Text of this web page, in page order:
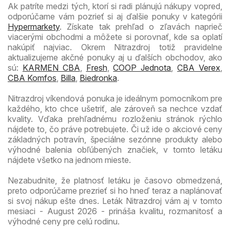
Ak patríte medzi tých, ktorí si radi plánujú nákupy vopred,
odporúčame vám pozrieť si aj ďalšie ponuky v kategórii
Hypermarkety. Získate tak prehľad o zľavách naprieč
viacerými obchodmi a môžete si porovnať, kde sa oplatí
nakúpiť najviac. Okrem Nitrazdroj totiž pravidelne
aktualizujeme akčné ponuky aj u ďalších obchodov, ako
sú: KARMEN CBA Fresh,COOP Jednota ,CBA Verex
CBA Komfos Billa Biedronka.
Nitrazdroj víkendová ponuka je ideálnym pomocníkom pre
každého, kto chce ušetriť, ale zároveň sa nechce vzdať
kvality. Vďaka prehľadnému rozloženiu stránok rýchlo
nájdete to, čo práve potrebujete. Či už ide o akciové ceny
základných potravín, špeciálne sezónne produkty alebo
výhodné balenia obľúbených značiek, v tomto letáku
nájdete všetko na jednom mieste.
Nezabudnite, že platnosť letáku je časovo obmedzená,
preto odporúčame prezrieť si ho hneď teraz a naplánovať
si svoj nákup ešte dnes. Leták Nitrazdroj vám aj v tomto
mesiaci - August 2026 - prináša kvalitu, rozmanitosť a
výhodné ceny pre celú rodinu.